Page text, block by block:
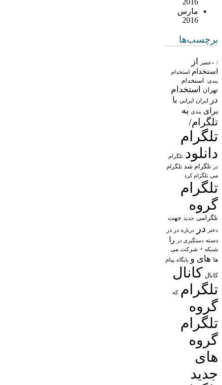
2016
مارس
2016
برچسب‌ها
/ «عصر از
استخدام استخدام
بندی: استخدام
تهران
استخدام
در
ایران ایرانی با
برای بندی به
تلگرام/
تلگرام
دانلود تلگرام
در تلگرام شد تلگرام
می تلگرام کرد
تلگرام
گروه
تلگرامی جدید جهت
دختر در درباره در در
دسته دستگیری در را
شبکه + شرکت می
ها های و پایگاه پیام
کانال کانال
تلگرام که
گروه
تلگرام
گروه
های
جدید